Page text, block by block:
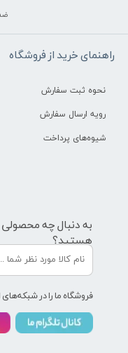
راهنمای خرید از فروشگاه
نحوه ثبت سفارش
رویه ارسال سفارش
شیوه‌های پرداخت
به دنبال چه محصولی
هستید؟
فروشگاه ما را در